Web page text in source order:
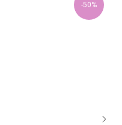
-50%